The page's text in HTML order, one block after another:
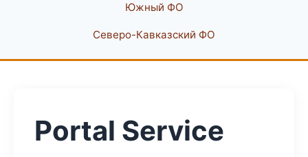
Южный ФО
Северо-Кавказский ФО
Portal Service